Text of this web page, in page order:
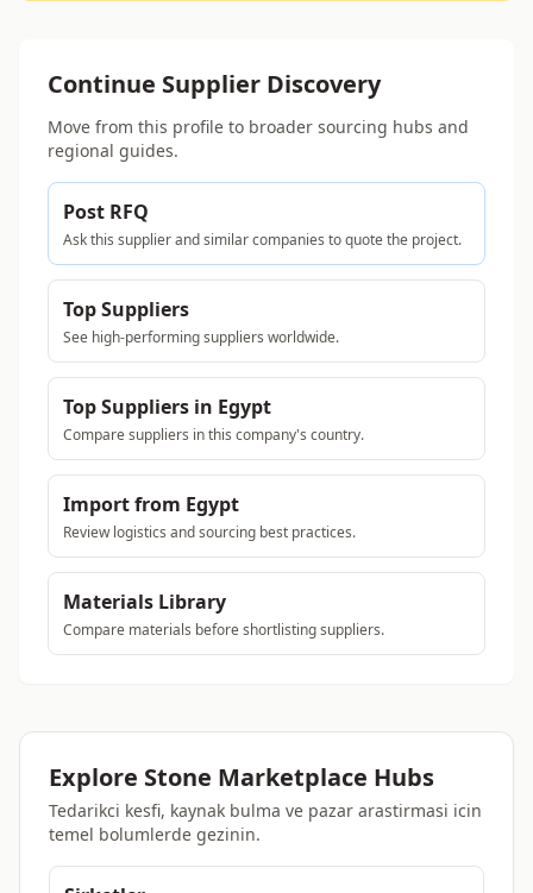
Continue Supplier Discovery
Move from this profile to broader sourcing hubs and
regional guides.
Post RFQ
Ask this supplier and similar companies to quote the project.
Top Suppliers
See high-performing suppliers worldwide.
Top Suppliers in Egypt
Compare suppliers in this company's country.
Import from Egypt
Review logistics and sourcing best practices.
Materials Library
Compare materials before shortlisting suppliers.
Explore Stone Marketplace Hubs
Tedarikci kesfi, kaynak bulma ve pazar arastirmasi icin
temel bolumlerde gezinin.